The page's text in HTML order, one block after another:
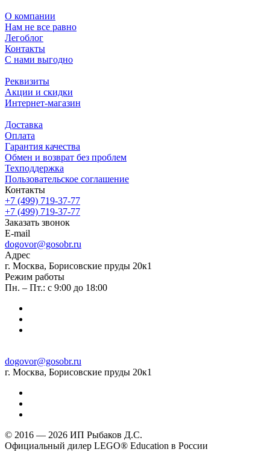
О компании
Нам не все равно
Легоблог
Контакты
С нами выгодно
Реквизиты
Акции и скидки
Интернет-магазин
Доставка
Оплата
Гарантия качества
Обмен и возврат без проблем
Техподдержка
Пользовательское соглашение
Контакты
+7 (499) 719-37-77
+7 (499) 719-37-77
Заказать звонок
E-mail
dogovor@gosobr.ru
Адрес
г. Москва, Борисовские пруды 20к1
Режим работы
Пн. – Пт.: с 9:00 до 18:00
dogovor@gosobr.ru
г. Москва, Борисовские пруды 20к1
© 2016 — 2026 ИП Рыбаков Д.С.
Официальный дилер LEGO® Education в России